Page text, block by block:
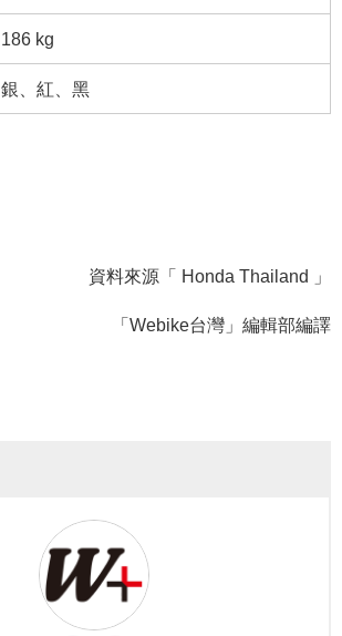
186 kg
銀、紅、黑
資料來源「 Honda Thailand 」
「Webike台灣」編輯部編譯